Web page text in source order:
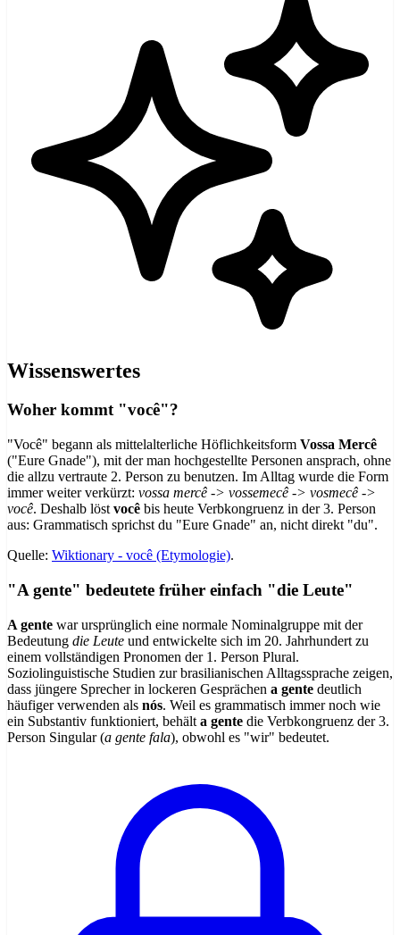
Wissenswertes
Woher kommt "você"?
"Você" begann als mittelalterliche Höflichkeitsform Vossa Mercê
("Eure Gnade"), mit der man hochgestellte Personen ansprach, ohne
die allzu vertraute 2. Person zu benutzen. Im Alltag wurde die Form
immer weiter verkürzt: vossa mercê -> vossemecê -> vosmecê ->
você. Deshalb löst você bis heute Verbkongruenz in der 3. Person
aus: Grammatisch sprichst du "Eure Gnade" an, nicht direkt "du".
Quelle: Wiktionary - você (Etymologie).
"A gente" bedeutete früher einfach "die Leute"
A gente war ursprünglich eine normale Nominalgruppe mit der
Bedeutung die Leute und entwickelte sich im 20. Jahrhundert zu
einem vollständigen Pronomen der 1. Person Plural.
Soziolinguistische Studien zur brasilianischen Alltagssprache zeigen,
dass jüngere Sprecher in lockeren Gesprächen a gente deutlich
häufiger verwenden als nós. Weil es grammatisch immer noch wie
ein Substantiv funktioniert, behält a gente die Verbkongruenz der 3.
Person Singular (a gente fala), obwohl es "wir" bedeutet.